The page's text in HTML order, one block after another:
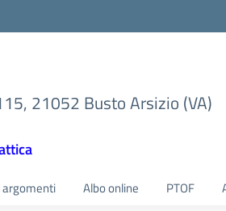
21052 Busto Arsizio (VA)
argomenti Albo online PTOF